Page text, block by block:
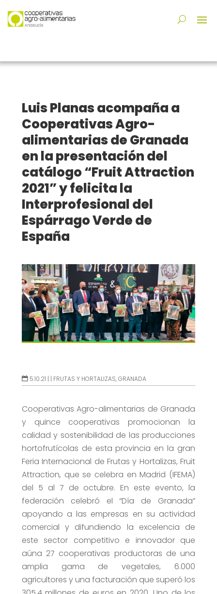
Luis Planas acompaña a
Cooperativas Agro-
alimentarias de Granada
en la presentación del
catálogo “Fruit Attraction
2021” y felicita la
Interprofesional del
Espárrago Verde de
España
5.10.21 | | FRUTAS Y HORTALIZAS,GRANADA
Cooperativas Agro-alimentarias de Granada
y quince cooperativas promocionan la
calidad y sostenibilidad de las producciones
hortofrutícolas de esta provincia en la gran
Feria Internacional de Frutas y Hortalizas, Fruit
Attraction, que se celebra en Madrid (IFEMA)
del 5 al 7 de octubre. En este evento, la
federación celebró el “Día de Granada”
apoyando a las empresas en su actividad
comercial y difundiendo la excelencia de
este sector competitivo e innovador que
aúna 27 cooperativas productoras de una
amplia gama de vegetales, 6.000
agricultores y una facturación que superó los